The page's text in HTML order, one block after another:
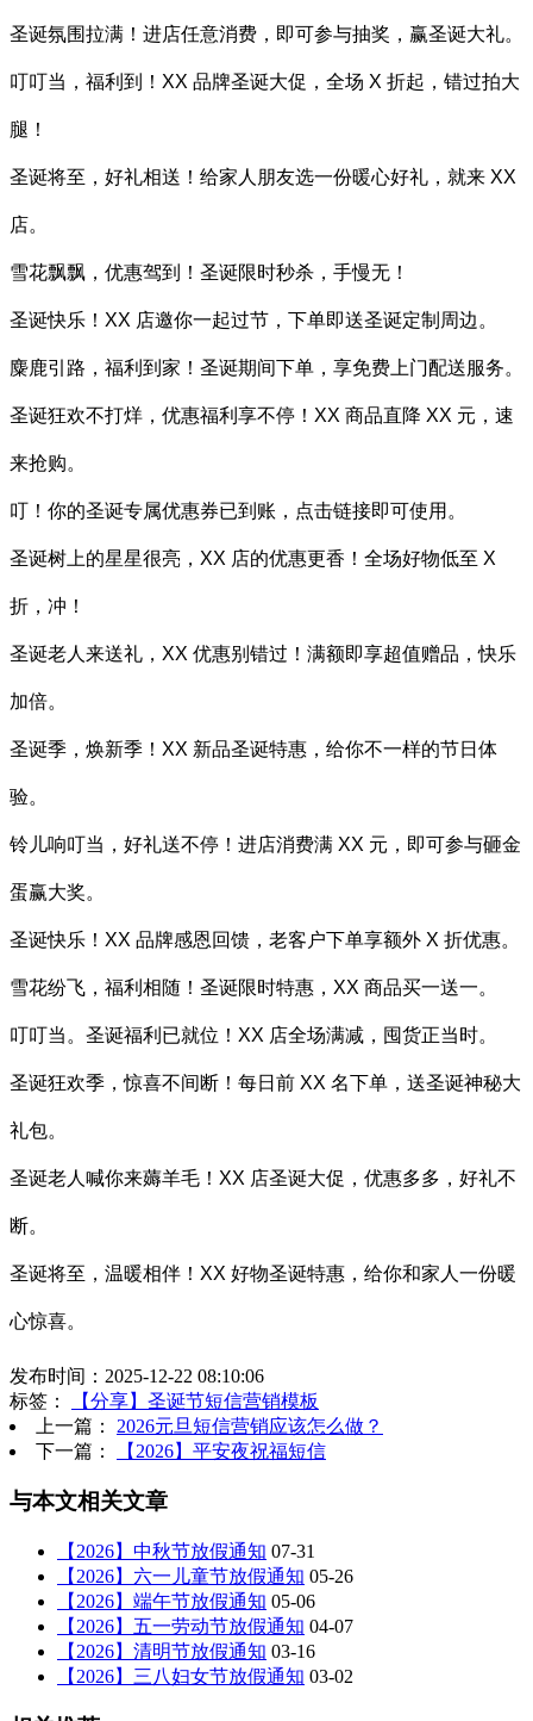
圣诞氛围拉满！进店任意消费，即可参与抽奖，赢圣诞大礼。
叮叮当，福利到！XX 品牌圣诞大促，全场 X 折起，错过拍大
腿！
圣诞将至，好礼相送！给家人朋友选一份暖心好礼，就来 XX
店。
雪花飘飘，优惠驾到！圣诞限时秒杀，手慢无！
圣诞快乐！XX 店邀你一起过节，下单即送圣诞定制周边。
麋鹿引路，福利到家！圣诞期间下单，享免费上门配送服务。
圣诞狂欢不打烊，优惠福利享不停！XX 商品直降 XX 元，速
来抢购。
叮！你的圣诞专属优惠券已到账，点击链接即可使用。
圣诞树上的星星很亮，XX 店的优惠更香！全场好物低至 X
折，冲！
圣诞老人来送礼，XX 优惠别错过！满额即享超值赠品，快乐
加倍。
圣诞季，焕新季！XX 新品圣诞特惠，给你不一样的节日体
验。
铃儿响叮当，好礼送不停！进店消费满 XX 元，即可参与砸金
蛋赢大奖。
圣诞快乐！XX 品牌感恩回馈，老客户下单享额外 X 折优惠。
雪花纷飞，福利相随！圣诞限时特惠，XX 商品买一送一。
叮叮当。圣诞福利已就位！XX 店全场满减，囤货正当时。
圣诞狂欢季，惊喜不间断！每日前 XX 名下单，送圣诞神秘大
礼包。
圣诞老人喊你来薅羊毛！XX 店圣诞大促，优惠多多，好礼不
断。
圣诞将至，温暖相伴！XX 好物圣诞特惠，给你和家人一份暖
心惊喜。
发布时间：2025-12-22 08:10:06
标签：
【分享】圣诞节短信营销模板
上一篇： 2026元旦短信营销应该怎么做？
下一篇：
【2026】平安夜祝福短信
与本文相关文章
【2026】中秋节放假通知 07-31
【2026】六一儿童节放假通知 05-26
【2026】端午节放假通知 05-06
【2026】五一劳动节放假通知 04-07
【2026】清明节放假通知 03-16
【2026】三八妇女节放假通知 03-02